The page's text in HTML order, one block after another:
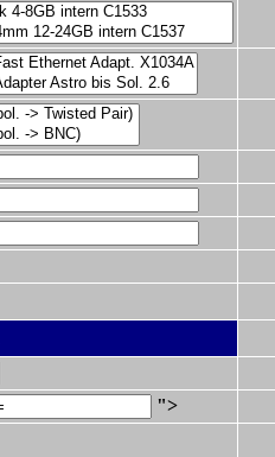
">